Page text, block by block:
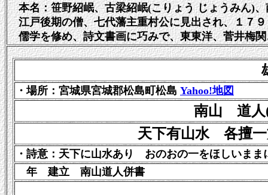
本名：笹野紹岷、古梁紹岷(こりょう じょうみん)
江戸後期の僧、七代藩主重村公に見出され、１７
儒学を修め、詩文書画に巧みで、東東洋、菅井梅関
・場所：宮城県宮城郡松島町松島 Yahoo!地図
南山 道人
天下有山水 各擅
・詩意： 天下に山水あり おのおの一をほしいま
年 建立 南山道人併書